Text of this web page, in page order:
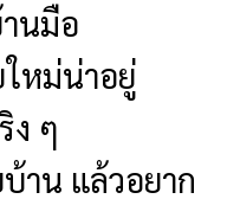
นมือ
หม่น่าอยู่
ง ๆ
าน แล้วอยาก